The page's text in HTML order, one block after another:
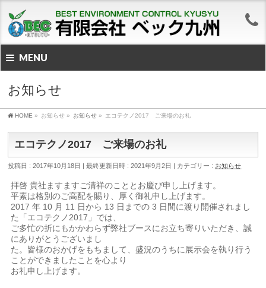
MENU
お知らせ
HOME » お知らせ » お知らせ » エコテクノ2017 ご来場のお礼
エコテクノ2017 ご来場のお礼
投稿日 : 2017年10月18日 最終更新日時 : 2021年9月2日 カテゴリー : お知らせ
拝啓 貴社ますますご清祥のこととお慶び申し上げます。
平素は格別のご高配を賜り、厚く御礼申し上げます。
2017 年 10 月 11 日から 13 日までの 3 日間に渡り開催されまし
た「エコテクノ2017」では、
ご多忙の折にもかかわらず弊社ブースにお立ち寄りいただき、誠
にありがとうございまし
た。皆様のおかげをもちまして、盛況のうちに展示会を執り行う
ことができましたことを心より
お礼申し上げます。